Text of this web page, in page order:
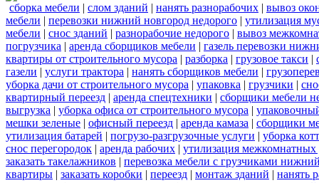
сборка мебели | слом зданий | нанять разнорабочих | вывоз
мебели | перевозки нижний новгород недорого | утилизация
мебели | снос зданий | разнорабочие недорого | вывоз
погрузчика | аренда сборщиков мебели | газель перевозки
квартиры от строительного мусора | разборка | грузовое такси |
газели | услуги трактора | нанять сборщиков мебели |
уборка дачи от строительного мусора | упаковка | грузчики |
квартирный переезд | аренда спецтехники | сборщики мебели
выгрузка | уборка офиса от строительного мусора |
мешки зеленые | офисный переезд | аренда камаза | сборщики
утилизация батарей | погрузо-разгрузочные услуги | уборка
снос перегородок | аренда рабочих | утилизация межкомнатных
заказать такелажников | перевозка мебели с грузчиками
квартиры | заказать коробки | переезд | монтаж зданий | нанять